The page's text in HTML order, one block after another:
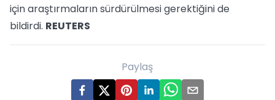
için araştırmaların sürdürülmesi gerektiğini de
bildirdi. REUTERS
Paylaş